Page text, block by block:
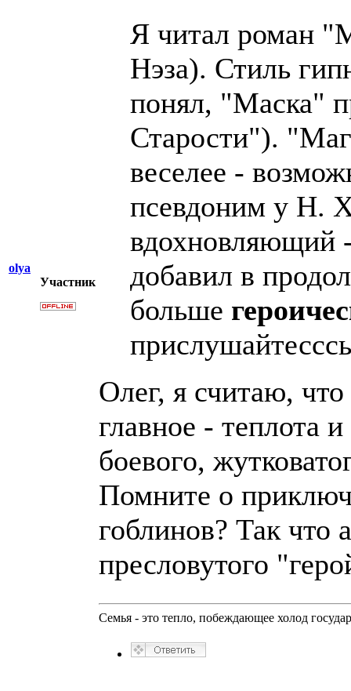
olya
Участник
Я читал роман
Нэза). Стиль
понял, "Маска"
Старости").
веселее -
псевдоним у Н.
вдохновляющий
добавил в
больше
Олег, я считаю,
главное - теплота
боевого,
Помните о
гоблинов? Так что
пресловутого
Семья - это тепло, побеждающее холод